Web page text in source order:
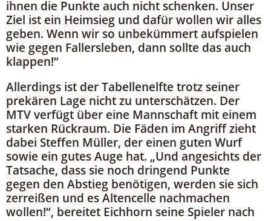
ihnen die Punkte auch nicht schenken. Unser
Ziel ist ein Heimsieg und dafür wollen wir alles
geben. Wenn wir so unbekümmert aufspielen
wie gegen Fallersleben, dann sollte das auch
klappen!“
Allerdings ist der Tabellenelfte trotz seiner
prekären Lage nicht zu unterschätzen. Der
MTV verfügt über eine Mannschaft mit einem
starken Rückraum. Die Fäden im Angriff zieht
dabei Steffen Müller, der einen guten Wurf
sowie ein gutes Auge hat. „Und angesichts der
Tatsache, dass sie noch dringend Punkte
gegen den Abstieg benötigen, werden sie sich
zerreißen und es Altencelle nachmachen
wollen!“, bereitet Eichhorn seine Spieler nach